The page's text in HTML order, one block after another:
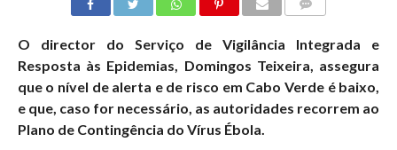
O director do Serviço de Vigilância Integrada e
Resposta às Epidemias, Domingos Teixeira, assegura
que o nível de alerta e de risco em Cabo Verde é baixo,
e que, caso for necessário, as autoridades recorrem ao
Plano de Contingência do Vírus Ébola.